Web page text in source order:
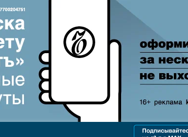
Реклама в «Ъ» www.kommersant.ru/ad